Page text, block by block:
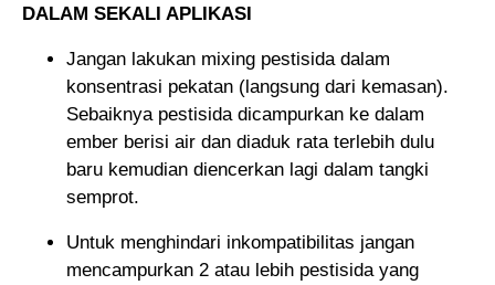
DALAM SEKALI APLIKASI
Jangan lakukan mixing pestisida dalam
konsentrasi pekatan (langsung dari kemasan).
Sebaiknya pestisida dicampurkan ke dalam
ember berisi air dan diaduk rata terlebih dulu
baru kemudian diencerkan lagi dalam tangki
semprot.
Untuk menghindari inkompatibilitas jangan
mencampurkan 2 atau lebih pestisida yang